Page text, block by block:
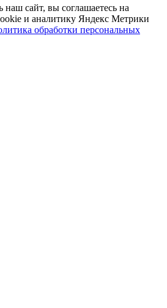
наш сайт, вы соглашаетесь на
и аналитику Яндекс Метрики
обработки персональных